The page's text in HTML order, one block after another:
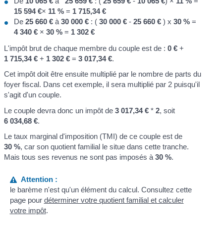
15 594 €× 11 % = 1 715,34 €
De25 660 € à30 000 € : (30 000 € -25 660 € ) x30 % =
4 340 € ×30 % = 1 302 €
L'impôt brut de chaque membre du couple est de :0 € +
1 715,34 € + 1 302 € =3 017,34 €.
Cet impôt doit être ensuite multiplié par le nombre de parts du
foyer fiscal. Dans cet exemple, il sera multiplié par 2 puisqu'il
s'agit d'un couple.
Le couple devra donc un impôt de3 017,34 € *2, soit
6 034,68 €.
Le taux marginal d'imposition (TMI) de ce couple est de
30 %, car son quotient familial le situe dans cette tranche.
Mais tous ses revenus ne sont pas imposés à30 %.
Attention :
le barème n'est qu'un élément du calcul. Consultez cette
page pour déterminer votre quotient familial et calculer
votre impôt.